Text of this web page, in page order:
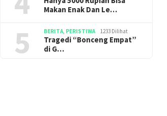
Makan Enak Dan Le…
5 BERITA, PERISTIWA 1233 Dilihat
Tragedi “Bonceng Empat”
di G…